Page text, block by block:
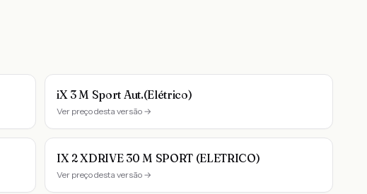
iX 3 M Sport Aut.(Elétrico)
Ver preço desta versão →
IX 2 XDRIVE 30 M SPORT (ELETRICO)
Ver preço desta versão →